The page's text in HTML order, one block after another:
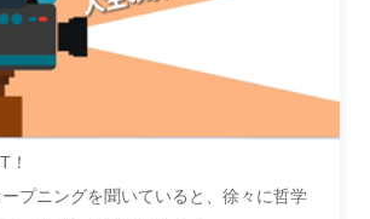
！
プニングを聞いていると、徐々に哲学